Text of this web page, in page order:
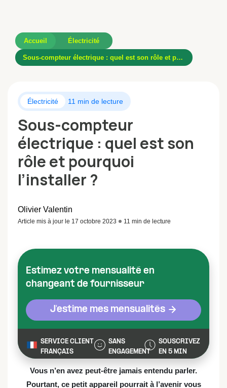
Accueil Électricité
Sous-compteur électrique : quel est son rôle et pourquoi l’installer ?
Électricité 11 min de lecture
Sous-compteur
électrique : quel est son
rôle et pourquoi
l’installer ?
Olivier Valentin
Article mis à jour le 17 octobre 2023 11 min de lecture
Estimez votre mensualité en
changeant de fournisseur
J'estime mes mensualités
SERVICE CLIENT
FRANÇAIS
SANS
ENGAGEMENT
SOUSCRIVEZ
EN 5 MIN
Vous n’en avez peut-être jamais entendu parler.
Pourtant, ce petit appareil pourrait à l’avenir vous